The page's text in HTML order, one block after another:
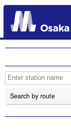
HOME
Search by route